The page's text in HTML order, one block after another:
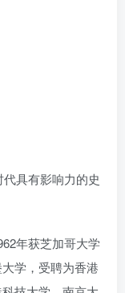
具有影响力的史
年获芝加哥大学
学，受聘为香港